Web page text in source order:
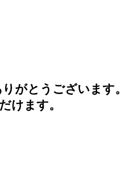
がとうございます。
けます。